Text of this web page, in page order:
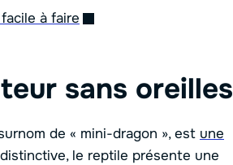
à faire
sans oreilles
de « mini-dragon », est une
le reptile présente une